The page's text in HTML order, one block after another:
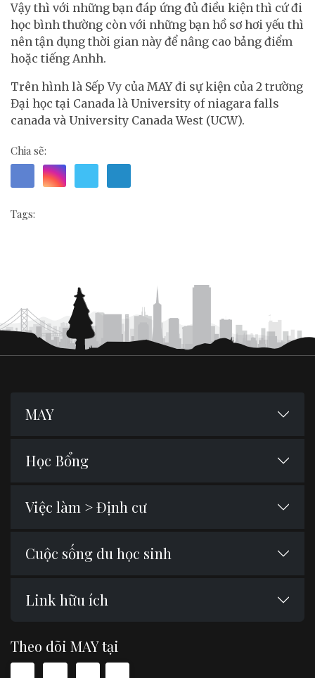
Vậy thì với những bạn đáp ứng đủ điều kiện thì cứ đi
học bình thường còn với những bạn hồ sơ hơi yếu thì
nên tận dụng thời gian này để nâng cao bảng điểm
hoặc tiếng Anhh.
Trên hình là Sếp Vy của MAY đi sự kiện của 2 trường
Đại học tại Canada là University of niagara falls
canada và University Canada West (UCW).
Chia sẽ:
Tags:
MAY
Học Bổng
Việc làm > Định cư
Cuộc sống du học sinh
Link hữu ích
Theo dõi MAY tại